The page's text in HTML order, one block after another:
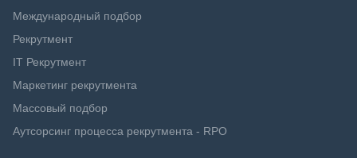
Международный подбор
Рекрутмент
IT Рекрутмент
Маркетинг рекрутмента
Массовый подбор
Аутсорсинг процесса рекрутмента - RPO